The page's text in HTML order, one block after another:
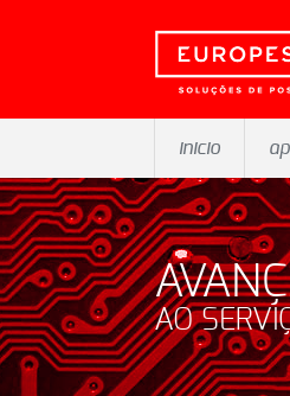
inicio
AO